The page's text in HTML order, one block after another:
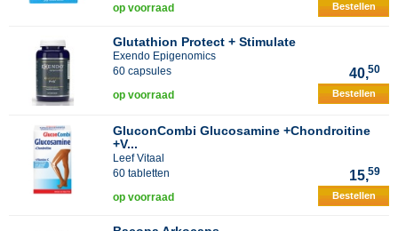
op voorraad Bestellen
Glutathion Protect + Stimulate
Exendo Epigenomics
60 capsules
40,50
op voorraad Bestellen
GluconCombi Glucosamine +Chondroitine
+V...
Leef Vitaal
60 tabletten
15,59
op voorraad Bestellen